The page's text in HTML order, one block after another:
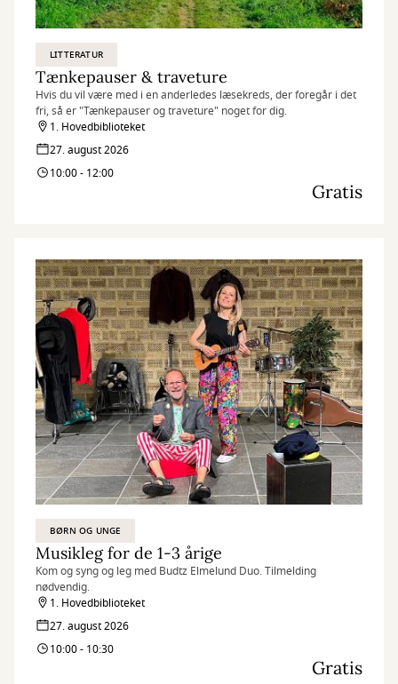
LITTERATUR
Tænkepauser & traveture
Hvis du vil være med i en anderledes læsekreds, der foregår i det
fri, så er "Tænkepauser og traveture" noget for dig.
1. Hovedbiblioteket
27. august 2026
10:00 - 12:00
Gratis
BØRN OG UNGE
Musikleg for de 1-3 årige
Kom og syng og leg med Budtz Elmelund Duo. Tilmelding
nødvendig.
1. Hovedbiblioteket
27. august 2026
10:00 - 10:30
Gratis